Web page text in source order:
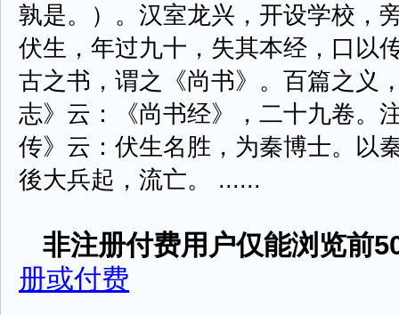
孰是。）。汉室龙兴，开设学校，
伏生，年过九十，失其本经，口以
古之书，谓之《尚书》。百篇之义
志》云：《尚书经》，二十九卷。
传》云：伏生名胜，为秦博士。以
後大兵起，流亡。 ......
非注册付费用户仅能浏览前
册或付费